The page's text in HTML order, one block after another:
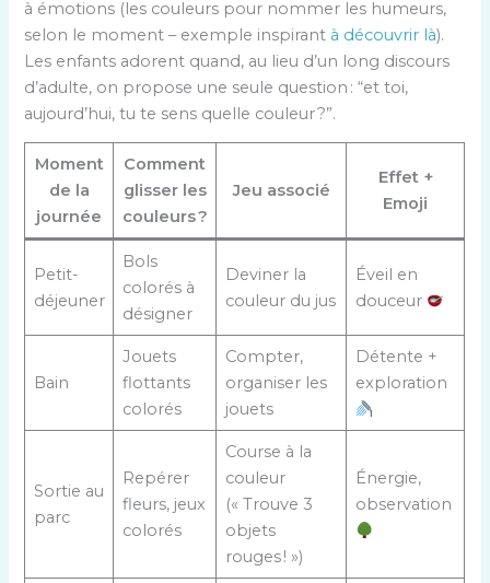
à émotions (les couleurs pour nommer les humeurs,
selon le moment – exemple inspirant à découvrir là).
Les enfants adorent quand, au lieu d’un long discours
d’adulte, on propose une seule question : “et toi,
aujourd’hui, tu te sens quelle couleur ?”.
Moment
de la
journée
Comment
glisser les
couleurs ?
Jeu associé
Effet +
Emoji
Petit-
déjeuner
Bols
colorés à
désigner
Deviner la
couleur du jus
Éveil en
douceur
Bain
Jouets
flottants
colorés
Compter,
organiser les
jouets
Détente +
exploration
Sortie au
parc
Repérer
fleurs, jeux
colorés
Course à la
couleur
(« Trouve 3
objets
rouges ! »)
Énergie,
observation